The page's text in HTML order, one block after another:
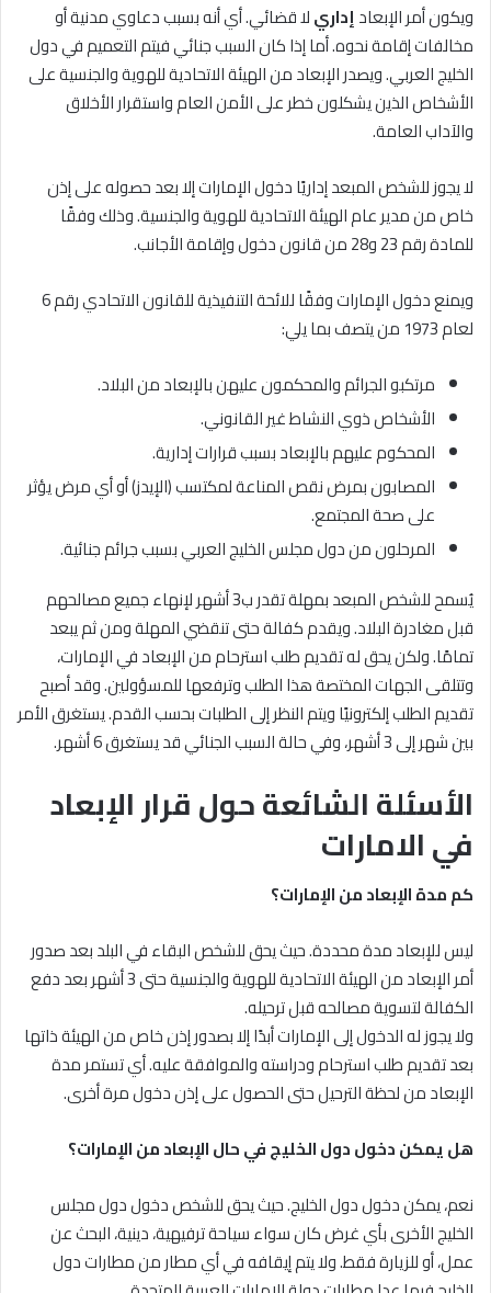
ويكون أمر الإبعادإداريلا قضائي. أي أنه بسبب دعاوي مدنية أو
مخالفات إقامة نحوه. أما إذا كان السبب جنائي فيتم التعميم في دول
الخليج العربي. ويصدر الإبعاد من الهيئة الاتحادية للهوية والجنسية على
الأشخاص الذين يشكلون خطر على الأمن العام واستقرار الأخلاق
والآداب العامة.
لا يجوز للشخص المبعد إداريًا دخول الإمارات إلا بعد حصوله على إذن
خاص من مدير عام الهيئة الاتحادية للهوية والجنسية. وذلك وفقًا
للمادة رقم 23 و28 من قانون دخول وإقامة الأجانب.
ويمنع دخول الإمارات وفقًا للائحة التنفيذية للقانون الاتحادي رقم 6
لعام 1973 من يتصف بما يلي:
مرتكبو الجرائم والمحكمون عليهن بالإبعاد من البلاد.
الأشخاص ذوي النشاط غير القانوني.
المحكوم عليهم بالإبعاد بسبب قرارات إدارية.
المصابون بمرض نقص المناعة لمكتسب (الإيدز) أو أي مرض يؤثر
على صحة المجتمع.
المرحلون من دول مجلس الخليج العربي بسبب جرائم جنائية.
يُسمح للشخص المبعد بمهلة تقدر ب3 أشهر لإنهاء جميع مصالحهم
قبل مغادرة البلاد. ويقدم كفالة حتى تنقضي المهلة ومن ثم يبعد
تمامًا. ولكن يحق له تقديم طلب استرحام من الإبعاد في الإمارات،
وتتلقى الجهات المختصة هذا الطلب وترفعها للمسؤولين. وقد أصبح
تقديم الطلب إلكترونيًا ويتم النظر إلى الطلبات بحسب القدم. يستغرق الأمر
بين شهر إلى 3 أشهر، وفي حالة السبب الجنائي قد يستغرق 6 أشهر.
الأسئلة الشائعة حول قرار الإبعاد
في الامارات
كم مدة الإبعاد من الإمارات؟
ليس للإبعاد مدة محددة. حيث يحق للشخص البقاء في البلد بعد صدور
أمر الإبعاد من الهيئة الاتحادية للهوية والجنسية حتى 3 أشهر بعد دفع
الكفالة لتسوية مصالحه قبل ترحيله.
ولا يجوز له الدخول إلى الإمارات أبدًا إلا بصدور إذن خاص من الهيئة ذاتها
بعد تقديم طلب استرحام ودراسته والموافقة عليه. أي تستمر مدة
الإبعاد من لحظة الترحيل حتى الحصول على إذن دخول مرة أخرى.
هل يمكن دخول دول الخليج في حال الإبعاد من الإمارات؟
نعم، يمكن دخول دول الخليج. حيث يحق للشخص دخول دول مجلس
الخليج الأخرى بأي غرض كان سواء سياحة ترفيهية، دينية، البحث عن
عمل، أو للزيارة فقط. ولا يتم إيقافه في أي مطار من مطارات دول